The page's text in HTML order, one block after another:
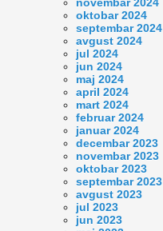
oktobar 2024
septembar 2024
avgust 2024
jul 2024
jun 2024
maj 2024
april 2024
mart 2024
februar 2024
januar 2024
decembar 2023
novembar 2023
oktobar 2023
septembar 2023
avgust 2023
jul 2023
jun 2023